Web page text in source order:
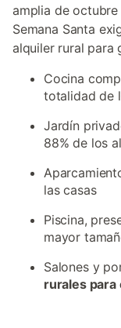
amplia de
Semana Santa
alquiler rural para
Cocina
totalidad de
Jardín
88% de los
las casas
Piscina,
mayor
Salones y
rurales para